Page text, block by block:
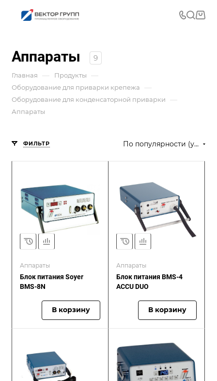
Аппараты 9
Главная — Продукты —
Оборудование для приварки крепежа —
Оборудование для конденсаторной приварки —
Аппараты
ФИЛЬТР По популярности (убывание)
Аппараты
Блок питания Soyer
BMS-8N
В корзину
Аппараты
Блок питания BMS-4
ACCU DUO
В корзину